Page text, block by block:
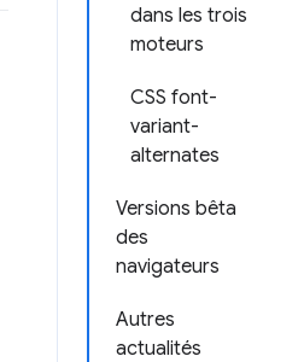
dans les trois
moteurs
CSS font-
variant-
alternates
Versions bêta
des
navigateurs
Autres
actualités